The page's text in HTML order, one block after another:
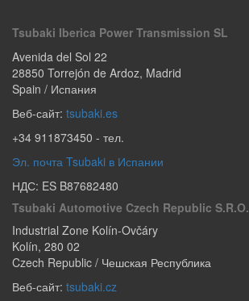
Tsubaki Iberica Power Transmission SL
Avenida del Sol 22
28850 Torrejón de Ardoz, Madrid
Spain / Испания
Веб-сайт: tsubaki.es
+34 911873450 - тел.
Эл. почта Tsubaki в Испании
НДС: ES B87682480
Tsubaki Automotive Czech Republic S.r.o.
Industrial Zone Kolín-Ovčáry
Kolín, 280 02
Czech Republic / Чешская Республика
Веб-сайт: tsubaki.cz